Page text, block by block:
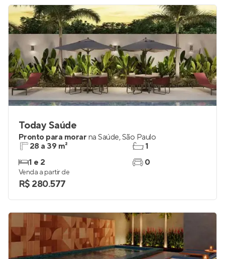
Today Saúde
Pronto para morar na Saúde,São Paulo
28 a 39 m²
1 e 2
1
0
Venda a partir de
R$ 280.577